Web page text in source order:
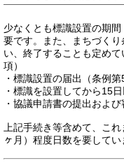
少なくとも標識設置の期
要です。また、まちづく
い、終了することも定め
項）
・標識設置の届出（条例
・標識を設置してから15
・協議申請書の提出およ
上記手続き等含めて、こ
ヶ月）程度日数を要してい